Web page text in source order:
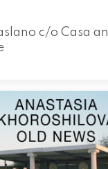
c/o Casa